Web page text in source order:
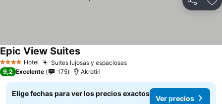
Compartir
4 EstrellasHotel Suites lujosas y espaciosas
Epic View Suites
9,2 Excelente 175 Akrotiri
Elige fechas para ver los precios exactos
Ver precios